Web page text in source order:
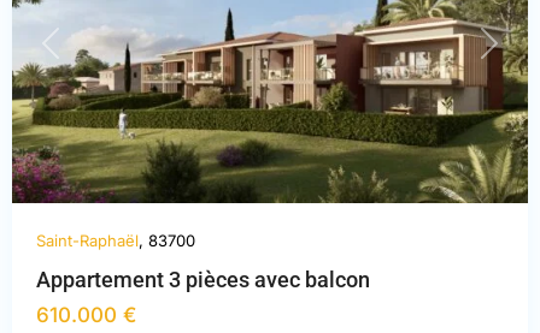
PREVIOUS NEXT
Saint-Raphaël, 83700
Appartement 3 pièces avec balcon
610.000 €
Var,